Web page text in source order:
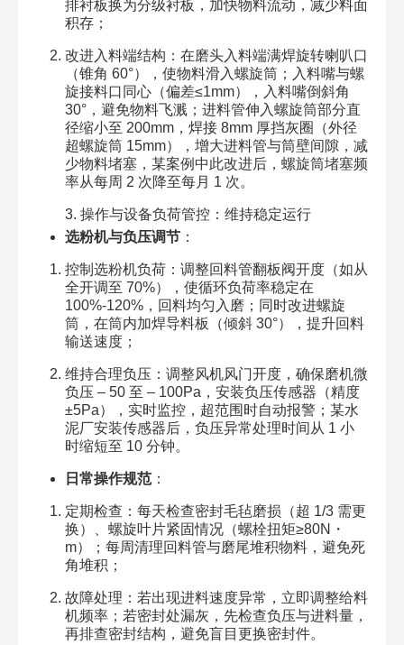
排衬板换为分级衬板，加快物料流动，减少料面
积存；​
改进入料端结构：在磨头入料端满焊旋转喇叭口
（锥角 60°），使物料滑入螺旋筒；入料嘴与螺
旋接料口同心（偏差≤1mm），入料嘴倒斜角
30°，避免物料飞溅；进料管伸入螺旋筒部分直
径缩小至 200mm，焊接 8mm 厚挡灰圈（外径
超螺旋筒 15mm），增大进料管与筒壁间隙，减
少物料堵塞，某案例中此改进后，螺旋筒堵塞频
率从每周 2 次降至每月 1 次。​
3. 操作与设备负荷管控：维持稳定运行​
选粉机与负压调节：​
控制选粉机负荷：调整回料管翻板阀开度（如从
全开调至 70%），使循环负荷率稳定在
100%-120%，回料均匀入磨；同时改进螺旋
筒，在筒内加焊导料板（倾斜 30°），提升回料
输送速度；​
维持合理负压：调整风机风门开度，确保磨机微
负压 – 50 至 – 100Pa，安装负压传感器（精度
±5Pa），实时监控，超范围时自动报警；某水
泥厂安装传感器后，负压异常处理时间从 1 小
时缩短至 10 分钟。​
日常操作规范：​
定期检查：每天检查密封毛毡磨损（超 1/3 需更
换）、螺旋叶片紧固情况（螺栓扭矩≥80N・
m）；每周清理回料管与磨尾堆积物料，避免死
角堆积；​
故障处理：若出现进料速度异常，立即调整给料
机频率；若密封处漏灰，先检查负压与进料量，
再排查密封结构，避免盲目更换密封件。​